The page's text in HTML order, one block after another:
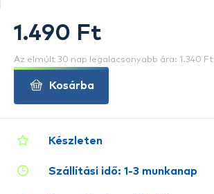
Készleten
Szállítási idő: 1-3 munkanap
1.490 Ft
Az elmúlt 30 nap legalacsonyabb ára: 1.340 Ft
Kosárba